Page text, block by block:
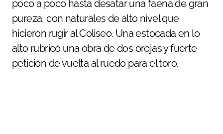
poco a poco hasta desatar una faena de gran
pureza, con naturales de alto nivel que
hicieron rugir al Coliseo. Una estocada en lo
alto rubricó una obra de dos orejas y fuerte
petición de vuelta al ruedo para el toro.